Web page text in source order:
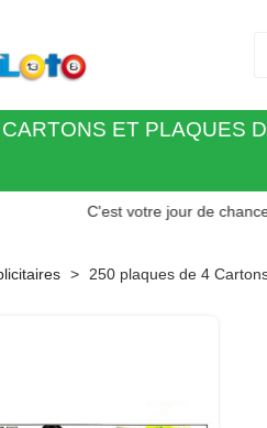
CARTONS ET PLAQUES
C'est votre jour de chance, on
250 plaques de 4